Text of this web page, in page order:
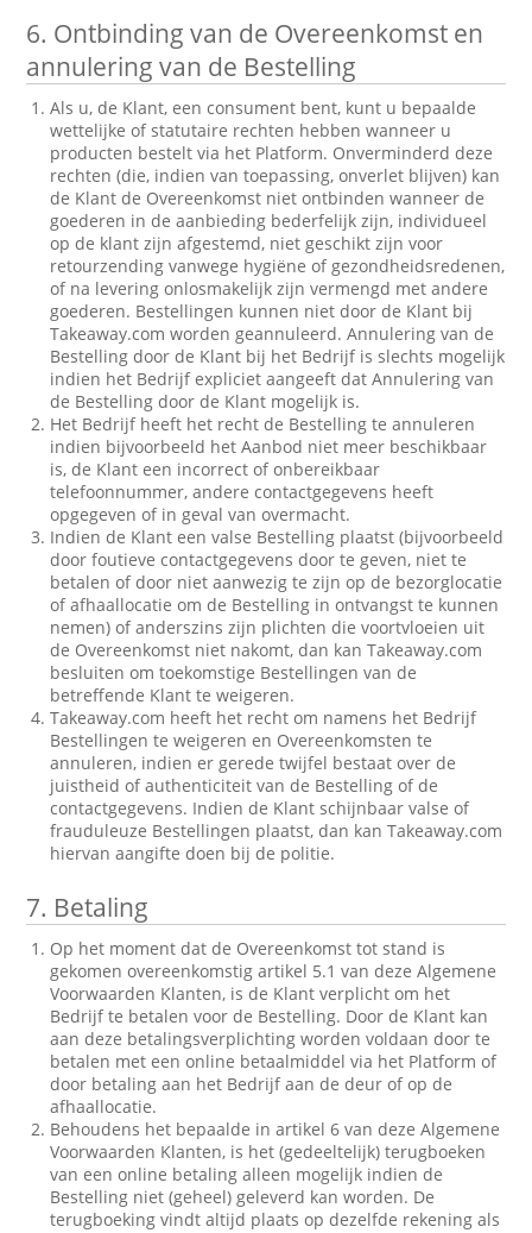
6. Ontbinding van de Overeenkomst en
annulering van de Bestelling
Als u, de Klant, een consument bent, kunt u bepaalde
wettelijke of statutaire rechten hebben wanneer u
producten bestelt via het Platform. Onverminderd deze
rechten (die, indien van toepassing, onverlet blijven) kan
de Klant de Overeenkomst niet ontbinden wanneer de
goederen in de aanbieding bederfelijk zijn, individueel
op de klant zijn afgestemd, niet geschikt zijn voor
retourzending vanwege hygiëne of gezondheidsredenen,
of na levering onlosmakelijk zijn vermengd met andere
goederen. Bestellingen kunnen niet door de Klant bij
Takeaway.com worden geannuleerd. Annulering van de
Bestelling door de Klant bij het Bedrijf is slechts mogelijk
indien het Bedrijf expliciet aangeeft dat Annulering van
de Bestelling door de Klant mogelijk is.
Het Bedrijf heeft het recht de Bestelling te annuleren
indien bijvoorbeeld het Aanbod niet meer beschikbaar
is, de Klant een incorrect of onbereikbaar
telefoonnummer, andere contactgegevens heeft
opgegeven of in geval van overmacht.
Indien de Klant een valse Bestelling plaatst (bijvoorbeeld
door foutieve contactgegevens door te geven, niet te
betalen of door niet aanwezig te zijn op de bezorglocatie
of afhaallocatie om de Bestelling in ontvangst te kunnen
nemen) of anderszins zijn plichten die voortvloeien uit
de Overeenkomst niet nakomt, dan kan Takeaway.com
besluiten om toekomstige Bestellingen van de
betreffende Klant te weigeren.
Takeaway.com heeft het recht om namens het Bedrijf
Bestellingen te weigeren en Overeenkomsten te
annuleren, indien er gerede twijfel bestaat over de
juistheid of authenticiteit van de Bestelling of de
contactgegevens. Indien de Klant schijnbaar valse of
frauduleuze Bestellingen plaatst, dan kan Takeaway.com
hiervan aangifte doen bij de politie.
7. Betaling
Op het moment dat de Overeenkomst tot stand is
gekomen overeenkomstig artikel 5.1 van deze Algemene
Voorwaarden Klanten, is de Klant verplicht om het
Bedrijf te betalen voor de Bestelling. Door de Klant kan
aan deze betalingsverplichting worden voldaan door te
betalen met een online betaalmiddel via het Platform of
door betaling aan het Bedrijf aan de deur of op de
afhaallocatie.
Behoudens het bepaalde in artikel 6 van deze Algemene
Voorwaarden Klanten, is het (gedeeltelijk) terugboeken
van een online betaling alleen mogelijk indien de
Bestelling niet (geheel) geleverd kan worden. De
terugboeking vindt altijd plaats op dezelfde rekening als